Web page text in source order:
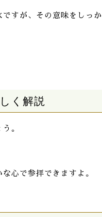
すが、その意味をしっ
く解説
。
心で参拝できますよ。